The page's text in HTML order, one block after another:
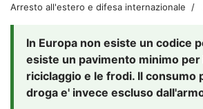
Arresto all'estero e difesa internazionale
In Europa non esiste un codice
esiste un pavimento minimo
riciclaggio e le frodi. Il consumo
droga e' invece escluso